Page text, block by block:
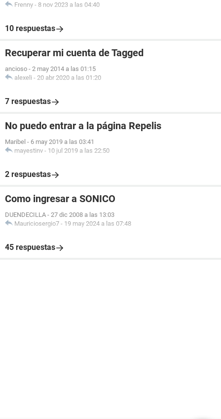
Frenny - 8 nov 2023 a las 04:40
10 respuestas
Recuperar mi cuenta de Tagged
ancioso - 2 may 2014 a las 01:15
alexeli - 20 abr 2020 a las 01:20
7 respuestas
No puedo entrar a la página Repelis
Maribel - 6 may 2019 a las 03:41
mayestinv - 10 jul 2019 a las 22:50
2 respuestas
Como ingresar a SONICO
DUENDECILLA - 27 dic 2008 a las 13:03
Mauriciosergio7 - 19 may 2024 a las 07:48
45 respuestas